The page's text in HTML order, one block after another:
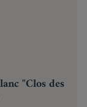
"Clos des